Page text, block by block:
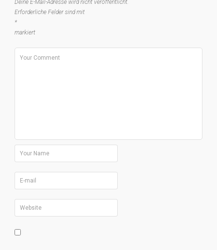
Deine E-Mail-Adresse wird nicht veröffentlicht.
Erforderliche Felder sind mit
*
markiert